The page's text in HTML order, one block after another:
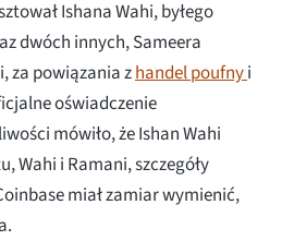
Ishana Wahi, byłego
dwóch innych, Sameera
za powiązania zhandel poufnyi
oświadczenie
mówiło, że Ishan Wahi
Wahi i Ramani, szczegóły
miał zamiar wymienić,